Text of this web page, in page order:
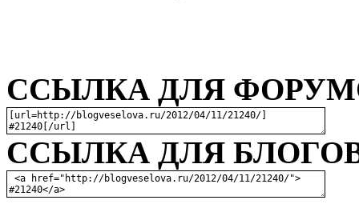
ССЫЛКА ДЛЯ
ССЫЛКА ДЛЯ БЛОГОВ